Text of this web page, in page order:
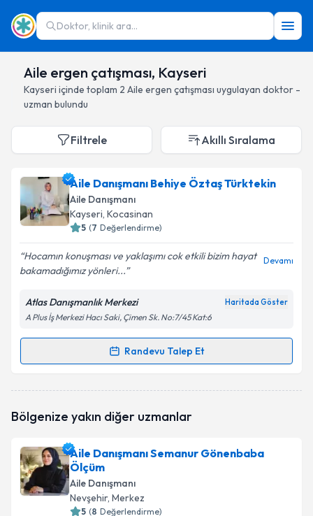
Doktor, klinik ara...
Aile ergen çatışması, Kayseri
Kayseri içinde toplam 2 Aile ergen çatışması uygulayan doktor -
uzman bulundu
Filtrele Akıllı Sıralama
Aile Danışmanı Behiye Öztaş Türktekin
Aile Danışmanı
Kayseri, Kocasinan
5 (7 Değerlendirme)
Hocamın konuşması ve yaklaşımı cok etkili bizim hayat
bakamadığımız yönleri...
Devamı
Atlas Danışmanlık Merkezi Haritada Göster
A Plus İş Merkezi Hacı Saki, Çimen Sk. No:7/45 Kat:6
Randevu Talep Et
Randevu Takvimi Talebi
randevu takvimi talebi oluşturun. Size bu uzmandan
posta ile bilgilendireceğiz.
E-posta Adresiniz
Bölgenize yakın diğer uzmanlar
Aile Danışmanı Semanur Gönenbaba
Ölçüm
Aile Danışmanı
Nevşehir, Merkez
5 (8 Değerlendirme)